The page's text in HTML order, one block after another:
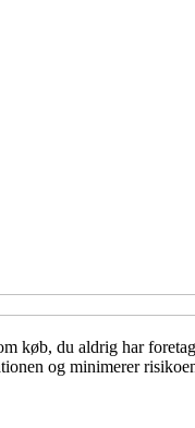
køb, du aldrig har
og minimerer